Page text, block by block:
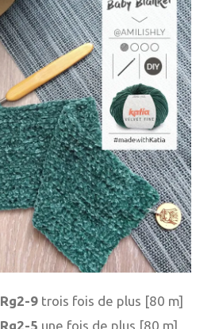
Rg2-9 trois fois de plus [80 m]
Rg2-5 une fois de plus [80 m]